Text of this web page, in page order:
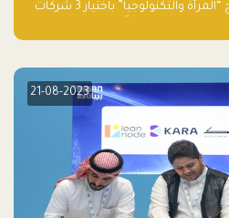
تخريج الدفعة الأولى من برنامج “المرأة والتكنولوجيا” باختيار 3 شركات
الأعمال، اللواتي خضعن لبرنامج حاضنة مدته 8 أسابيع، أفكاراً مبتكرة
21-08-2023